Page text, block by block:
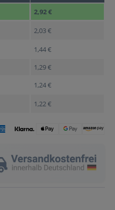
2,92 €
2,03 €
1,44 €
1,29 €
1,24 €
1,22 €